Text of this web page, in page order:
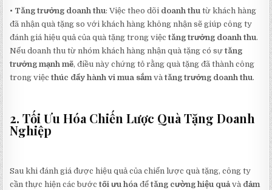
• Tăng trưởng doanh thu: Việc theo dõi doanh thu từ khách hàng
đã nhận quà tặng so với khách hàng không nhận sẽ giúp công ty
đánh giá hiệu quả của quà tặng trong việctăng trưởng doanh thu.
Nếu doanh thu từ nhóm khách hàng nhận quà tặng có sựtăng
trưởng mạnh mẽ, điều này chứng tỏ rằng quà tặng đã thành công
trong việcthúc đẩy hành vi mua sắmvàtăng trưởng doanh thu.
2. Tối Ưu Hóa Chiến Lược Quà Tặng Doanh
Nghiệp
Sau khi đánh giá được hiệu quả của chiến lược quà tặng, công ty
cần thực hiện các bướctối ưu hóa đểtăng cường hiệu quảvà đảm